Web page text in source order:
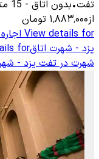
تفت•بدون اتاق -
15
از۱٬۸۸۳٬۰۰۰ تومان
View details for
یزد - شهرت اتاق3for
شهرت در تفت یزد -